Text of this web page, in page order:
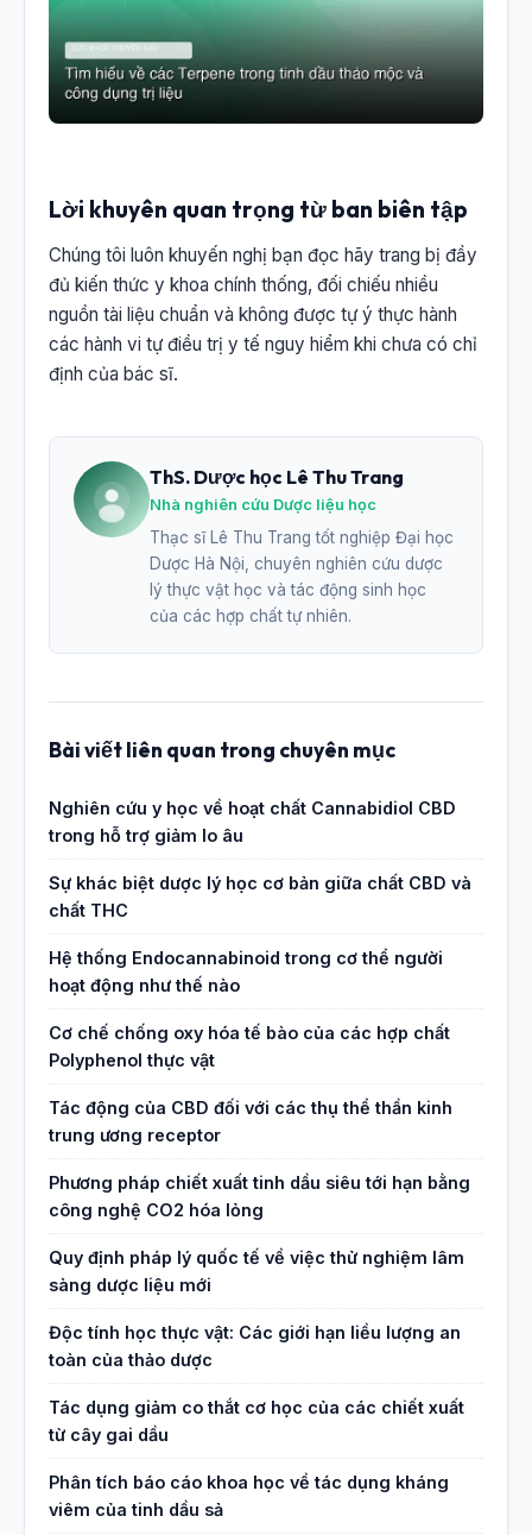
Lời khuyên quan trọng từ ban biên tập
Chúng tôi luôn khuyến nghị bạn đọc hãy trang bị đầy
đủ kiến thức y khoa chính thống, đối chiếu nhiều
nguồn tài liệu chuẩn và không được tự ý thực hành
các hành vi tự điều trị y tế nguy hiểm khi chưa có chỉ
định của bác sĩ.
ThS. Dược học Lê Thu Trang
Nhà nghiên cứu Dược liệu học
Thạc sĩ Lê Thu Trang tốt nghiệp Đại học
Dược Hà Nội, chuyên nghiên cứu dược
lý thực vật học và tác động sinh học
của các hợp chất tự nhiên.
Bài viết liên quan trong chuyên mục
Nghiên cứu y học về hoạt chất Cannabidiol CBD
trong hỗ trợ giảm lo âu
Sự khác biệt dược lý học cơ bản giữa chất CBD và
chất THC
Hệ thống Endocannabinoid trong cơ thể người
hoạt động như thế nào
Cơ chế chống oxy hóa tế bào của các hợp chất
Polyphenol thực vật
Tác động của CBD đối với các thụ thể thần kinh
trung ương receptor
Phương pháp chiết xuất tinh dầu siêu tới hạn bằng
công nghệ CO2 hóa lỏng
Quy định pháp lý quốc tế về việc thử nghiệm lâm
sàng dược liệu mới
Độc tính học thực vật: Các giới hạn liều lượng an
toàn của thảo dược
Tác dụng giảm co thắt cơ học của các chiết xuất
từ cây gai dầu
Phân tích báo cáo khoa học về tác dụng kháng
viêm của tinh dầu sả